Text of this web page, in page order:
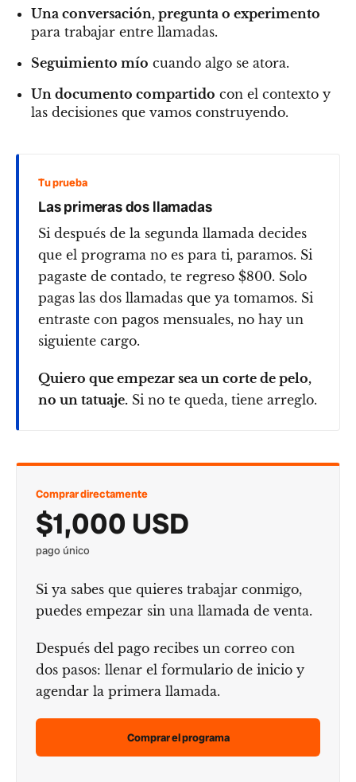
Una conversación, pregunta o experimento
para trabajar entre llamadas.
Seguimiento mío cuando algo se atora.
Un documento compartido con el contexto y
las decisiones que vamos construyendo.
Tu prueba
Las primeras dos llamadas
Si después de la segunda llamada decides
que el programa no es para ti, paramos. Si
pagaste de contado, te regreso $800. Solo
pagas las dos llamadas que ya tomamos. Si
entraste con pagos mensuales, no hay un
siguiente cargo.
Quiero que empezar sea un corte de pelo,
no un tatuaje. Si no te queda, tiene arreglo.
Comprar directamente
$1,000 USD
pago único
Si ya sabes que quieres trabajar conmigo,
puedes empezar sin una llamada de venta.
Después del pago recibes un correo con
dos pasos: llenar el formulario de inicio y
agendar la primera llamada.
Comprar el programa